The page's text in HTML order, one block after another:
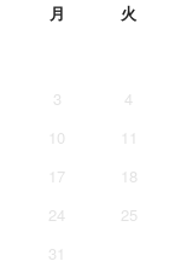
月 火
3
4
10
11
17
18
24
25
31